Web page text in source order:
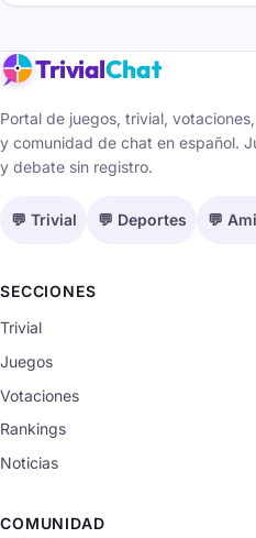
TrivialChat
Portal de juegos, trivial,
y comunidad de chat en español.
y debate sin registro.
💬 Trivial 💬 Deportes 💬
SECCIONES
Trivial
Juegos
Votaciones
Rankings
Noticias
COMUNIDAD